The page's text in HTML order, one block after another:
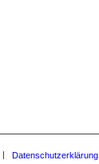
Datenschutzerklärung